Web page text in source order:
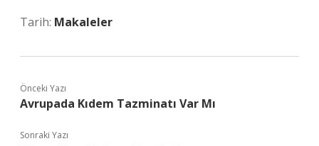
Tarih: Makaleler
Önceki Yazı
Avrupada Kıdem Tazminatı Var Mı
Sonraki Yazı